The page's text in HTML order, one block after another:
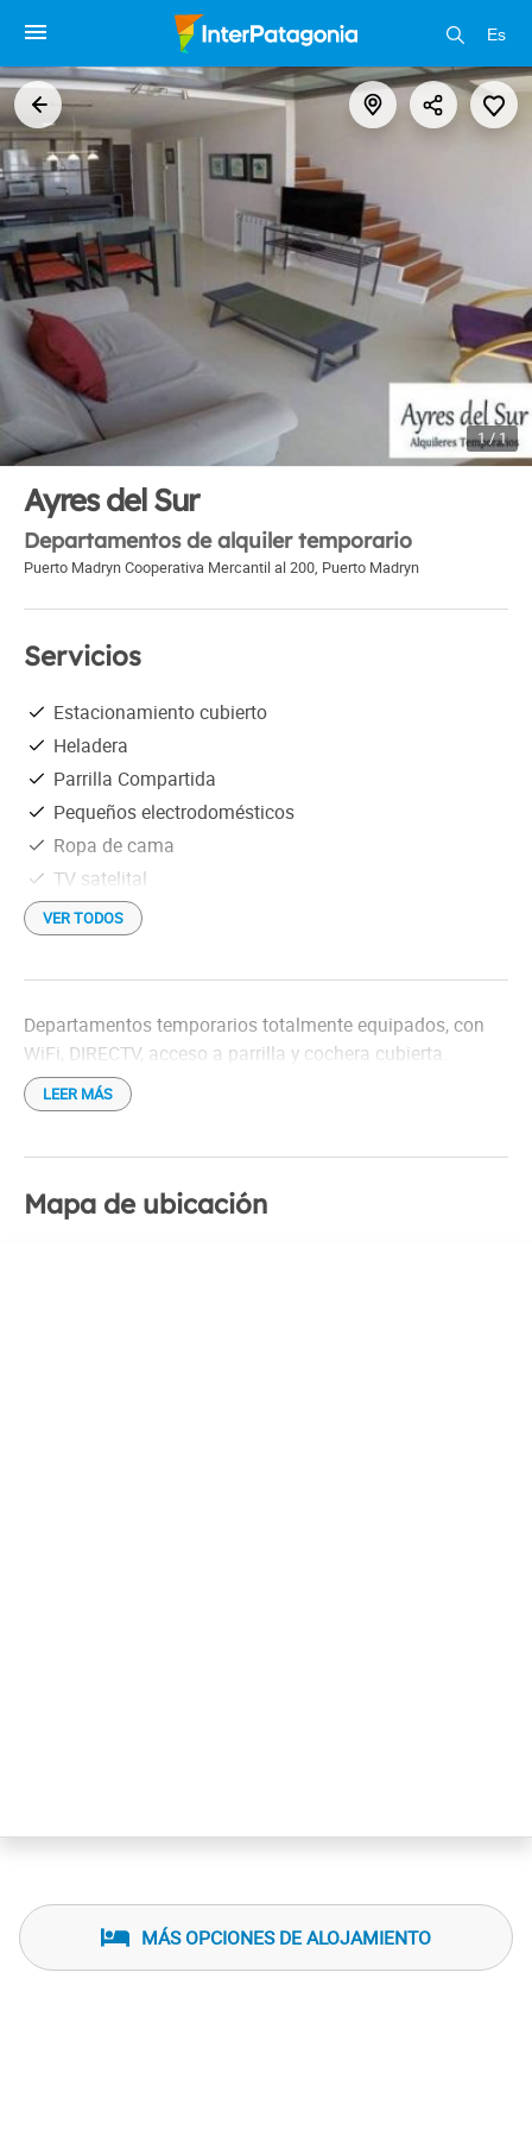
Es
1 / 1
Ayres del Sur
Departamentos de alquiler temporario
Puerto Madryn Cooperativa Mercantil al 200, Puerto Madryn
Servicios
Estacionamiento cubierto
Heladera
Parrilla Compartida
Pequeños electrodomésticos
Ropa de cama
TV satelital
Wi-Fi gratis
VER TODOS
Departamentos temporarios totalmente equipados, con
WiFi, DIRECTV, acceso a parrilla y cochera cubierta.
LEER MÁS
Mapa de ubicación
MÁS OPCIONES DE ALOJAMIENTO